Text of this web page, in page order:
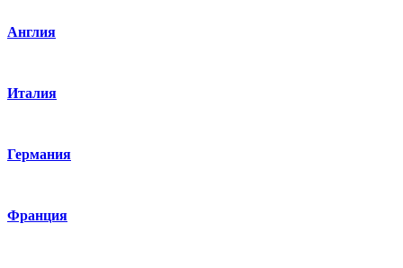
Англия
Италия
Германия
Франция